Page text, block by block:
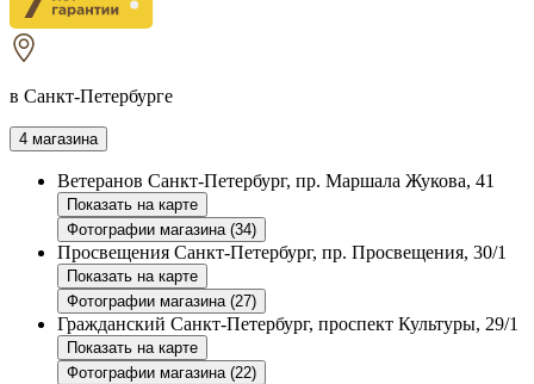
в Санкт-Петербурге
4 магазина
Ветеранов Санкт-Петербург, пр. Маршала Жукова, 41
Показать на карте
Фотографии магазина (34)
Просвещения Санкт-Петербург, пр. Просвещения, 30/1
Показать на карте
Фотографии магазина (27)
Гражданский Санкт-Петербург, проспект Культуры, 29/1
Показать на карте
Фотографии магазина (22)